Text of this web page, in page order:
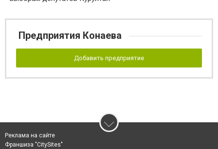
Предприятия Конаева
Добавить предприятие
Реклама на сайте
Франшиза "CitySites"